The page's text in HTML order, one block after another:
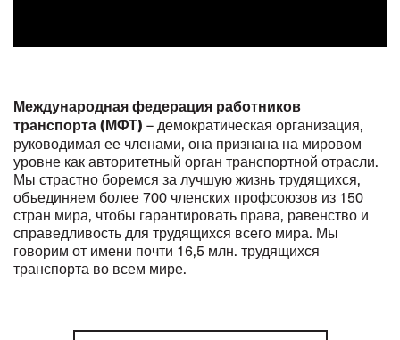
Международная федерация работников
транспорта (МФТ) – демократическая организация,
руководимая ее членами, она признана на мировом
уровне как авторитетный орган транспортной отрасли.
Мы страстно боремся за лучшую жизнь трудящихся,
объединяем более 700 членских профсоюзов из 150
стран мира, чтобы гарантировать права, равенство и
справедливость для трудящихся всего мира. Мы
говорим от имени почти 16,5 млн. трудящихся
транспорта во всем мире.